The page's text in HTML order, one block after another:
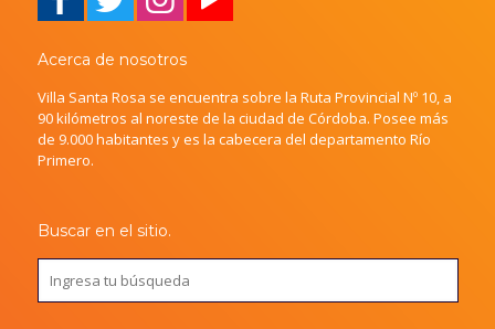
Acerca de nosotros
Villa Santa Rosa se encuentra sobre la Ruta Provincial Nº 10, a
90 kilómetros al noreste de la ciudad de Córdoba. Posee más
de 9.000 habitantes y es la cabecera del departamento Río
Primero.
Buscar en el sitio.